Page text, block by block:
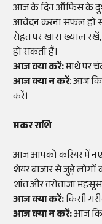
आज के दिन ऑफिस के
आवेदन करना सफल हो
सेहत पर खास ख्याल रखें,
हो सकती हैं।
आज क्या करें:माथे पर
आज क्या न करें: आज
करें।
मकर राशि
आज आपको करियर में
शेयर बाजार से जुड़े
शांत और तरोताजा
आज क्या करें:किसी
आज क्या न करें:आज